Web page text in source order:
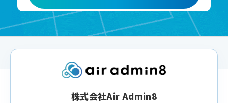
株式会社Air Admin8